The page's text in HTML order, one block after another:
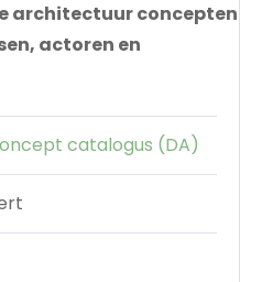
architectuur concepten
actoren en
catalogus (DA)